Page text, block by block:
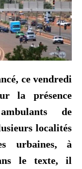
ce vendredi
la présence
de
localités
urbaines, à
le texte, il